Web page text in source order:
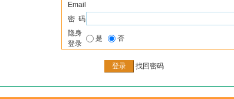
Email
密 码
隐身
登录
是 否
找回密码